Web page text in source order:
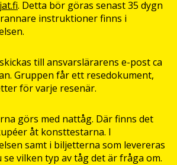
. Detta bör göras senast 35 dygn
instruktioner finns i
till ansvarslärarens e-post ca
Gruppen får ett resedokument,
för varje resenär.
görs med nattåg. Där finns det
åt konsttestarna. I
samt i biljetterna som levereras
vilken typ av tåg det är fråga om.